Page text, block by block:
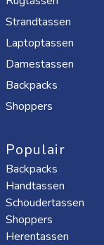
Strandtassen
Laptoptassen
Damestassen
Backpacks
Shoppers
Populair
Backpacks
Handtassen
Schoudertassen
Shoppers
Herentassen